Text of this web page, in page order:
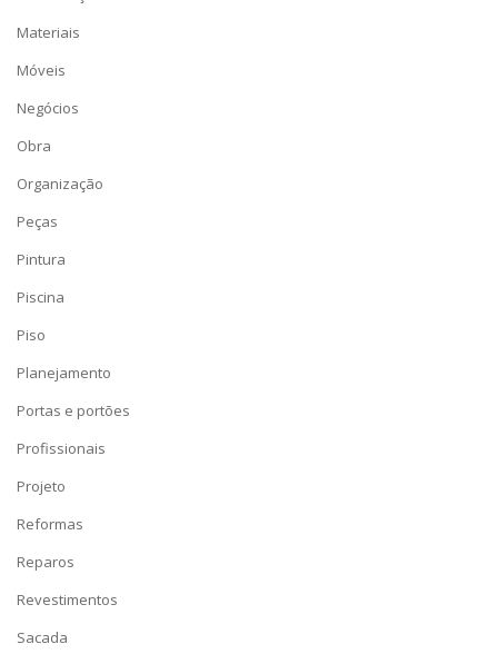
Materiais
Móveis
Negócios
Obra
Organização
Peças
Pintura
Piscina
Piso
Planejamento
Portas e portões
Profissionais
Projeto
Reformas
Reparos
Revestimentos
Sacada